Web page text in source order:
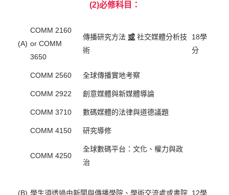
(2)必修科目：
(A)
COMM 2160
or COMM
3650
傳播研究方法 或 社交媒體分析技
術
18學
分
COMM 2560 全球傳播實地考察
COMM 2922 創意媒體與新媒體導論
COMM 3710 數碼媒體的法律與道德議題
COMM 4150 研究導修
COMM 4250
全球數碼平台：文化、權力與政
治
(B) 學生須透過由新聞與傳播學院、學術交流處或書院 12學